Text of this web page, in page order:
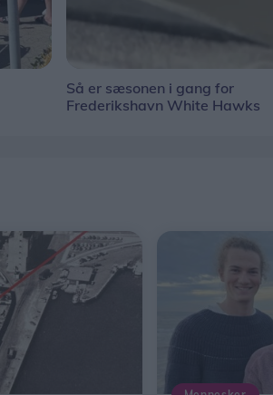
Så er sæsonen i gang for
Frederikshavn White Hawks